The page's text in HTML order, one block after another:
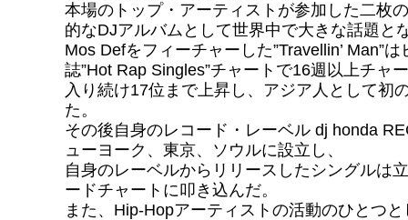
本場のトップ・アーティストが参加した二枚
的なDJアルバムとして世界中で大きな話題と
Mos Defをフィーチャーした”Travellin’ Man”
誌”Hot Rap Singles”チャートで16週以上チャ
入り続け17位まで上昇し、アジア人として初
た。
その後自身のレコード・レーベル dj honda
ューヨーク、東京、ソウルに設立し、
自身のレーベルからリリースしたシングルは
ードチャートに叩き込んだ。
また、Hip-Hopアーティストの活動のひとつ